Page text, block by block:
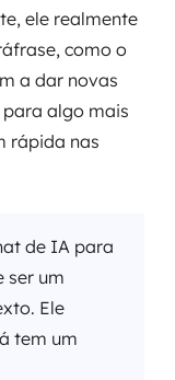
ele realmente
como o
a dar novas
algo mais
rápida nas
de IA para
ser um
Ele
tem um